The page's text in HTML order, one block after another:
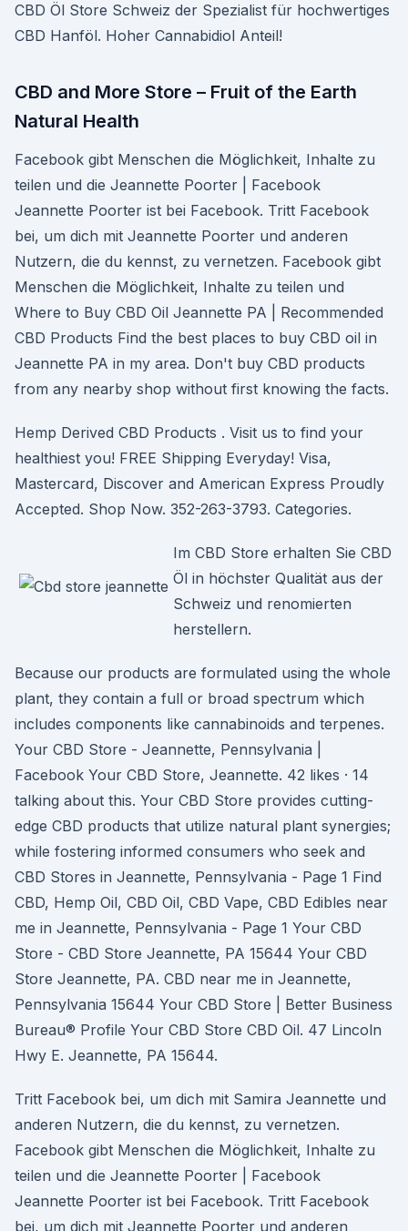
CBD Öl Store Schweiz der Spezialist für hochwertiges
CBD Hanföl. Hoher Cannabidiol Anteil!
CBD and More Store – Fruit of the Earth
Natural Health
Facebook gibt Menschen die Möglichkeit, Inhalte zu
teilen und die Jeannette Poorter | Facebook
Jeannette Poorter ist bei Facebook. Tritt Facebook
bei, um dich mit Jeannette Poorter und anderen
Nutzern, die du kennst, zu vernetzen. Facebook gibt
Menschen die Möglichkeit, Inhalte zu teilen und
Where to Buy CBD Oil Jeannette PA | Recommended
CBD Products Find the best places to buy CBD oil in
Jeannette PA in my area. Don't buy CBD products
from any nearby shop without first knowing the facts.
Hemp Derived CBD Products . Visit us to find your
healthiest you! FREE Shipping Everyday! Visa,
Mastercard, Discover and American Express Proudly
Accepted. Shop Now. 352-263-3793. Categories.
Im CBD Store erhalten Sie CBD
Öl in höchster Qualität aus der
Schweiz und renomierten
herstellern.
Because our products are formulated using the whole
plant, they contain a full or broad spectrum which
includes components like cannabinoids and terpenes.
Your CBD Store - Jeannette, Pennsylvania |
Facebook Your CBD Store, Jeannette. 42 likes · 14
talking about this. Your CBD Store provides cutting-
edge CBD products that utilize natural plant synergies;
while fostering informed consumers who seek and
CBD Stores in Jeannette, Pennsylvania - Page 1 Find
CBD, Hemp Oil, CBD Oil, CBD Vape, CBD Edibles near
me in Jeannette, Pennsylvania - Page 1 Your CBD
Store - CBD Store Jeannette, PA 15644 Your CBD
Store Jeannette, PA. CBD near me in Jeannette,
Pennsylvania 15644 Your CBD Store | Better Business
Bureau® Profile Your CBD Store CBD Oil. 47 Lincoln
Hwy E. Jeannette, PA 15644.
Tritt Facebook bei, um dich mit Samira Jeannette und
anderen Nutzern, die du kennst, zu vernetzen.
Facebook gibt Menschen die Möglichkeit, Inhalte zu
teilen und die Jeannette Poorter | Facebook
Jeannette Poorter ist bei Facebook. Tritt Facebook
bei, um dich mit Jeannette Poorter und anderen